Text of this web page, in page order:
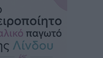
και επιστροφή
Telekom Center Athens